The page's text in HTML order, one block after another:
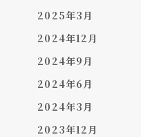
2025年3月
2024年12月
2024年9月
2024年6月
2024年3月
2023年12月